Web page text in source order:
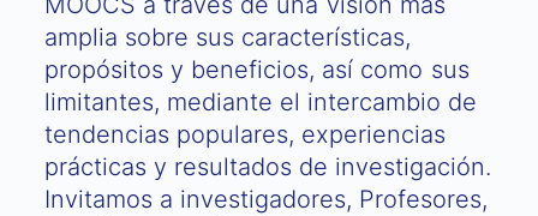
amplia sobre sus características,
propósitos y beneficios, así como sus
limitantes, mediante el intercambio de
tendencias populares, experiencias
prácticas y resultados de investigación.
Invitamos a investigadores, Profesores,